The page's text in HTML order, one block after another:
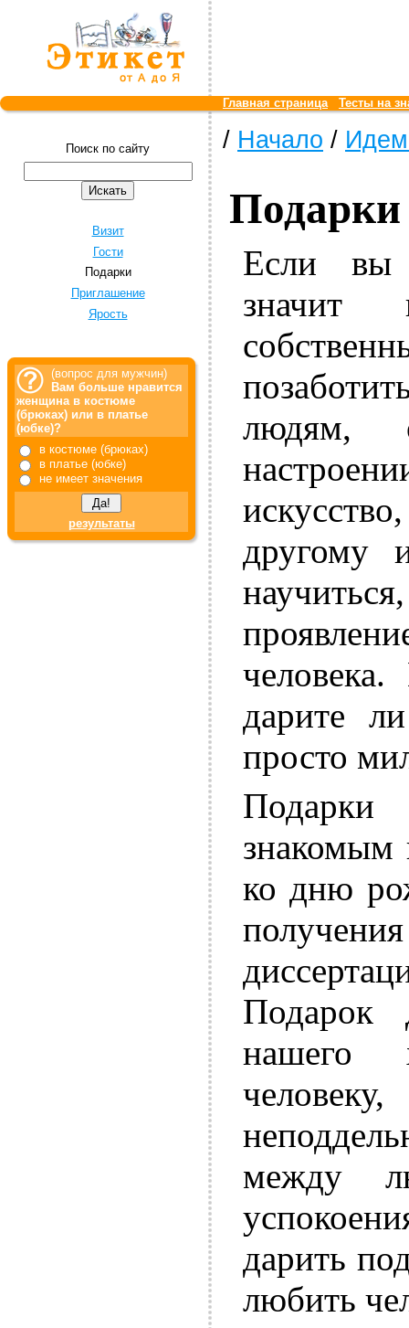
Главная страница Тесты на
Поиск по сайту
Визит
Гости
Подарки
Приглашение
Ярость
(вопрос для мужчин)
Вам больше нравится
женщина в костюме
(брюках) или в платье
(юбке)?
в костюме (брюках)
в платье (юбке)
не имеет значения
результаты
/ Начало / Идем
Подарки
Если вы
значит
людям,
другому
дарите
просто
ко дню
Подарок
нашего
между
дарить
любить